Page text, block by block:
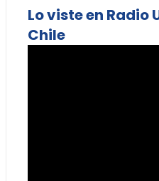
Lo viste en Radio
Chile